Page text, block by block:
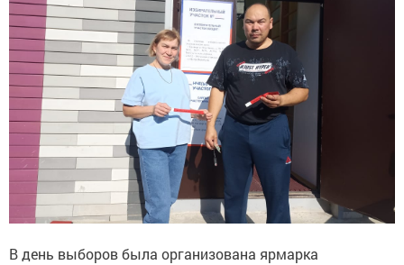
В день выборов была организована ярмарка